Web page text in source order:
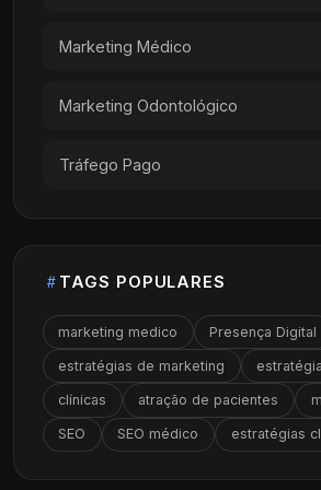
Marketing Médico
Marketing Odontológico
Tráfego Pago
TAGS POPULARES
marketing medico Presença Digital
estratégias de marketing
clínicas atração de pacientes
SEO SEO médico estratégias